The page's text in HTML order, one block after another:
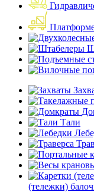
Тали
(тележки)